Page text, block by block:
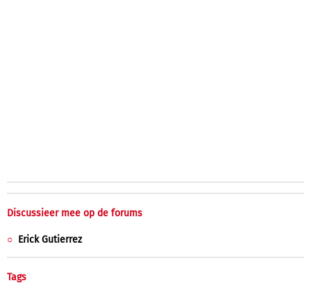
Discussieer mee op de forums
Erick Gutierrez
Tags